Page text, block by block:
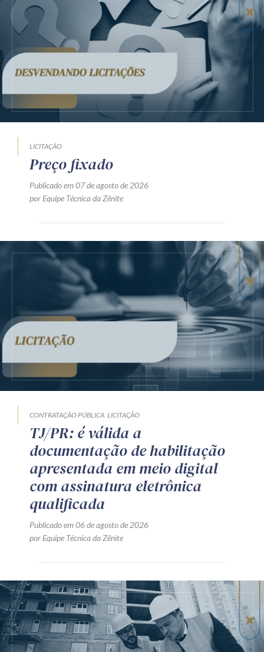
LICITAÇÃO
Preço fixado
Publicado em 07 de agosto de 2026
por Equipe Técnica da Zênite
CONTRATAÇÃO PÚBLICA LICITAÇÃO
TJ/PR: é válida a
documentação de habilitação
apresentada em meio digital
com assinatura eletrônica
qualificada
Publicado em 06 de agosto de 2026
por Equipe Técnica da Zênite